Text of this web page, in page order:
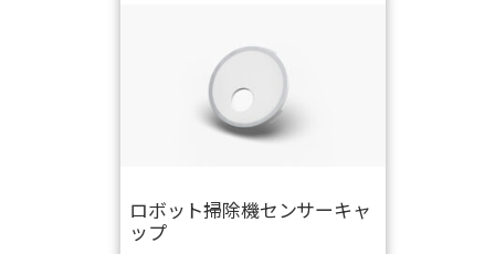
ロボット掃除機センサーキャ
ップ